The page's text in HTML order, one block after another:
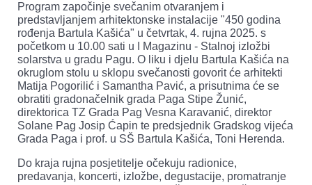
Program započinje svečanim otvaranjem i
predstavljanjem arhitektonske instalacije "450 godina
rođenja Bartula Kašića" u četvrtak, 4. rujna 2025. s
početkom u 10.00 sati u I Magazinu - Stalnoj izložbi
solarstva u gradu Pagu. O liku i djelu Bartula Kašića na
okruglom stolu u sklopu svečanosti govorit će arhitekti
Matija Pogorilić i Samantha Pavić, a prisutnima će se
obratiti gradonačelnik grada Paga Stipe Žunić,
direktorica TZ Grada Pag Vesna Karavanić, direktor
Solane Pag Josip Ćapin te predsjednik Gradskog vijeća
Grada Paga i prof. u SŠ Bartula Kašića, Toni Herenda.
Do kraja rujna posjetitelje očekuju radionice,
predavanja, koncerti, izložbe, degustacije, promatranje